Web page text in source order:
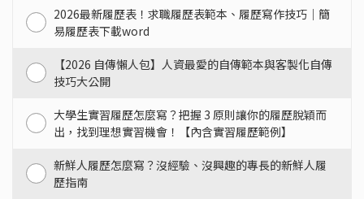
2026最新履歷表！求職履歷表範本、履歷寫作技巧｜簡
易履歷表下載word
【2026 自傳懶人包】人資最愛的自傳範本與客製化自傳
技巧大公開
大學生實習履歷怎麼寫？把握 3 原則讓你的履歷脫穎而
出，找到理想實習機會！【內含實習履歷範例】
新鮮人履歷怎麼寫？沒經驗、沒興趣的專長的新鮮人履
歷指南